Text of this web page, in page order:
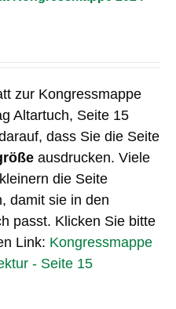
zur Kongressmappe
Altartuch, Seite 15
dass Sie die Seite
ausdrucken. Viele
die Seite
damit sie in den
passt. Klicken Sie bitte
Link: Kongressmappe
- Seite 15